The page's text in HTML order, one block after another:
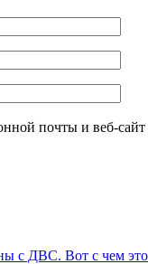
почты и веб-
с ДВС. Вот с чем